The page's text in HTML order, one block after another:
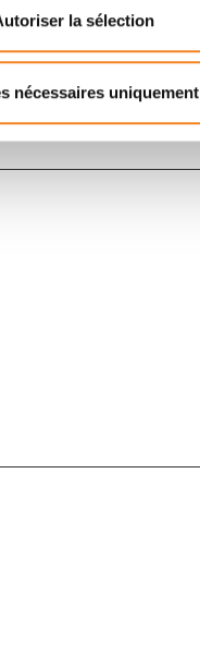
la sélection
nécessaires uniquement